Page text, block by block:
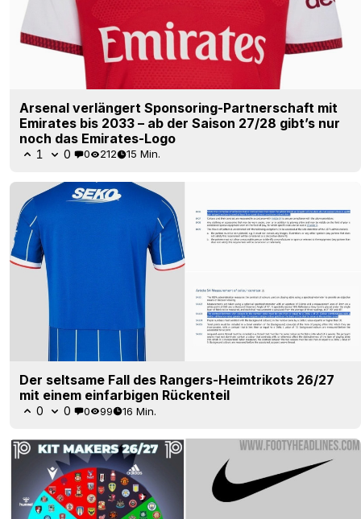
Arsenal verlängert Sponsoring-Partnerschaft mit
Emirates bis 2033 – ab der Saison 27/28 gibt’s nur
noch das Emirates-Logo
1 0 0 212 15 Min.
Der seltsame Fall des Rangers-Heimtrikots 26/27
mit einem einfarbigen Rückenteil
0 0 0 99 16 Min.